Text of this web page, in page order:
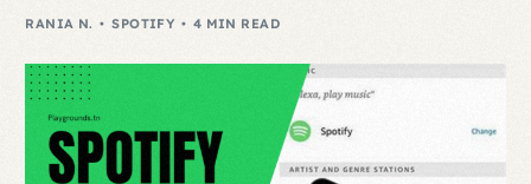
RANIA N. SPOTIFY 4 MIN READ